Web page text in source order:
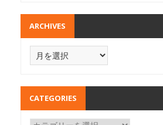
ARCHIVES
CATEGORIES